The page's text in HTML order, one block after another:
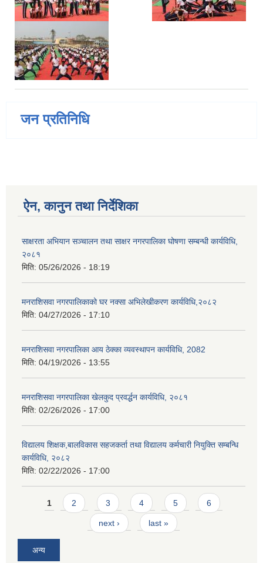
जन प्रतिनिधि
ऐन, कानुन तथा निर्देशिका
साक्षरता अभियान सञ्चालन तथा साक्षर नगरपालिका घोषणा सम्बन्धी कार्यविधि,
२०८१
मिति: 05/26/2026 - 18:19
मनराशिसवा नगरपालिकाको घर नक्सा अभिलेखीकरण कार्यविधि,२०८२
मिति: 04/27/2026 - 17:10
मनराशिसवा नगरपालिका आय ठेक्का व्यवस्थापन कार्यविधि, 2082
मिति: 04/19/2026 - 13:55
मनराशिसवा नगरपालिका खेलकुद प्रवर्द्धन कार्यविधि, २०८१
मिति: 02/26/2026 - 17:00
विद्यालय शिक्षक,बालविकास सहजकर्ता तथा विद्यालय कर्मचारी नियुक्ति सम्बन्धि
कार्यविधि, २०८२
मिति: 02/22/2026 - 17:00
Pages
1 2 3 4 5 6
next › last »
अन्य